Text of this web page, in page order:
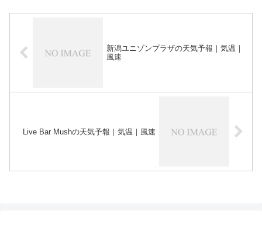
新潟ユニゾンプラザの天気予報｜気温｜
風速
Live Bar Mushの天気予報｜気温｜風速